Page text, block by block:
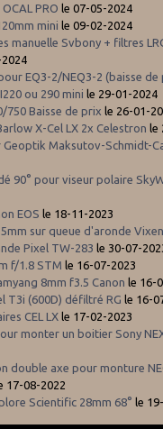
PRO le 07-05-2024
mini le 09-02-2024
manuelle Svbony + filtres
EQ3-2/NEQ3-2 (baisse de
ou 290 mini le 29-01-2024
750 Baisse de prix le 26-01-
X-Cel LX 2x Celestron le
Maksutov-Schmidt-
90° pour viseur polaire
EOS le 18-11-2023
sur queue d'aronde Vixen
Pixel TW-283 le 30-07-
f/1.8 STM le 16-07-2023
8mm f3.5 Canon le 16-
T3i (600D) défiltré RG le 16-
CEL LX le 17-02-2023
monter un boitier Sony
double axe pour monture
17-08-2022
Scientific 28mm 68° le